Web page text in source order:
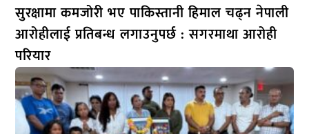
सुरक्षामा कमजोरी भए पाकिस्तानी हिमाल चढ्न नेपाली
आरोहीलाई प्रतिबन्ध लगाउनुपर्छ : सगरमाथा आरोही
परियार